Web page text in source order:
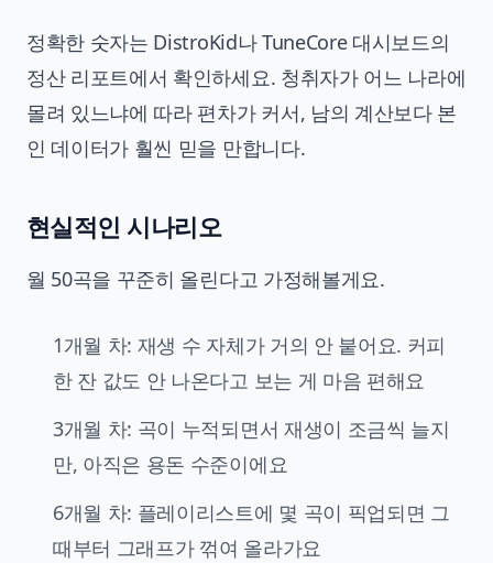
정확한 숫자는 DistroKid나 TuneCore 대시보드의
정산 리포트에서 확인하세요. 청취자가 어느 나라에
몰려 있느냐에 따라 편차가 커서, 남의 계산보다 본
인 데이터가 훨씬 믿을 만합니다.
현실적인 시나리오
월 50곡을 꾸준히 올린다고 가정해볼게요.
1개월 차: 재생 수 자체가 거의 안 붙어요. 커피
한 잔 값도 안 나온다고 보는 게 마음 편해요
3개월 차: 곡이 누적되면서 재생이 조금씩 늘지
만, 아직은 용돈 수준이에요
6개월 차: 플레이리스트에 몇 곡이 픽업되면 그
때부터 그래프가 꺾여 올라가요